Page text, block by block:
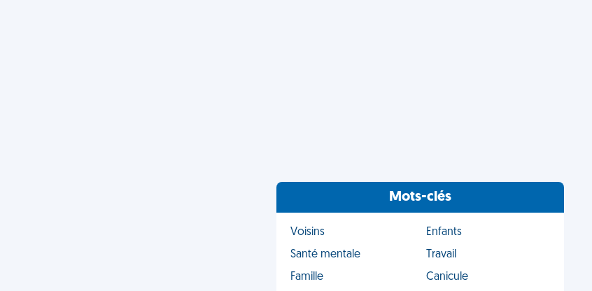
Mots-clés
Voisins
Enfants
Santé mentale
Travail
Famille
Canicule